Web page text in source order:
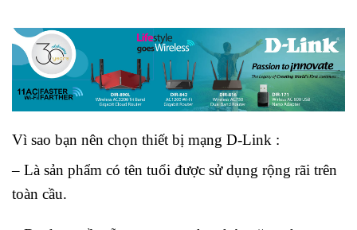
Vì sao bạn nên chọn thiết bị mạng D-Link :
– Là sản phẩm có tên tuổi được sử dụng rộng rãi trên
toàn cầu.